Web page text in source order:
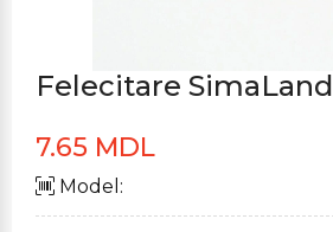
Felecitare SimaLand
7.65 MDL
Model: